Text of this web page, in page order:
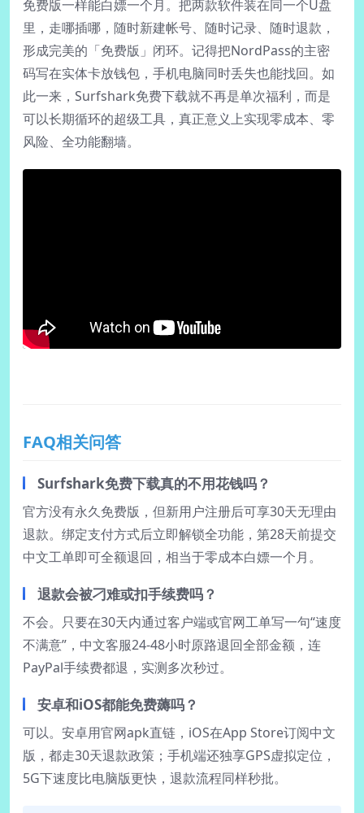
免费版一样能白嫖一个月。把两款软件装在同一个U盘
里，走哪插哪，随时新建帐号、随时记录、随时退款，
形成完美的「免费版」闭环。记得把NordPass的主密
码写在实体卡放钱包，手机电脑同时丢失也能找回。如
此一来，Surfshark免费下载就不再是单次福利，而是
可以长期循环的超级工具，真正意义上实现零成本、零
风险、全功能翻墙。
FAQ相关问答
Surfshark免费下载真的不用花钱吗？
官方没有永久免费版，但新用户注册后可享30天无理由
退款。绑定支付方式后立即解锁全功能，第28天前提交
中文工单即可全额退回，相当于零成本白嫖一个月。
退款会被刁难或扣手续费吗？
不会。只要在30天内通过客户端或官网工单写一句“速度
不满意”，中文客服24-48小时原路退回全部金额，连
PayPal手续费都退，实测多次秒过。
安卓和iOS都能免费薅吗？
可以。安卓用官网apk直链，iOS在App Store订阅中文
版，都走30天退款政策；手机端还独享GPS虚拟定位，
5G下速度比电脑版更快，退款流程同样秒批。